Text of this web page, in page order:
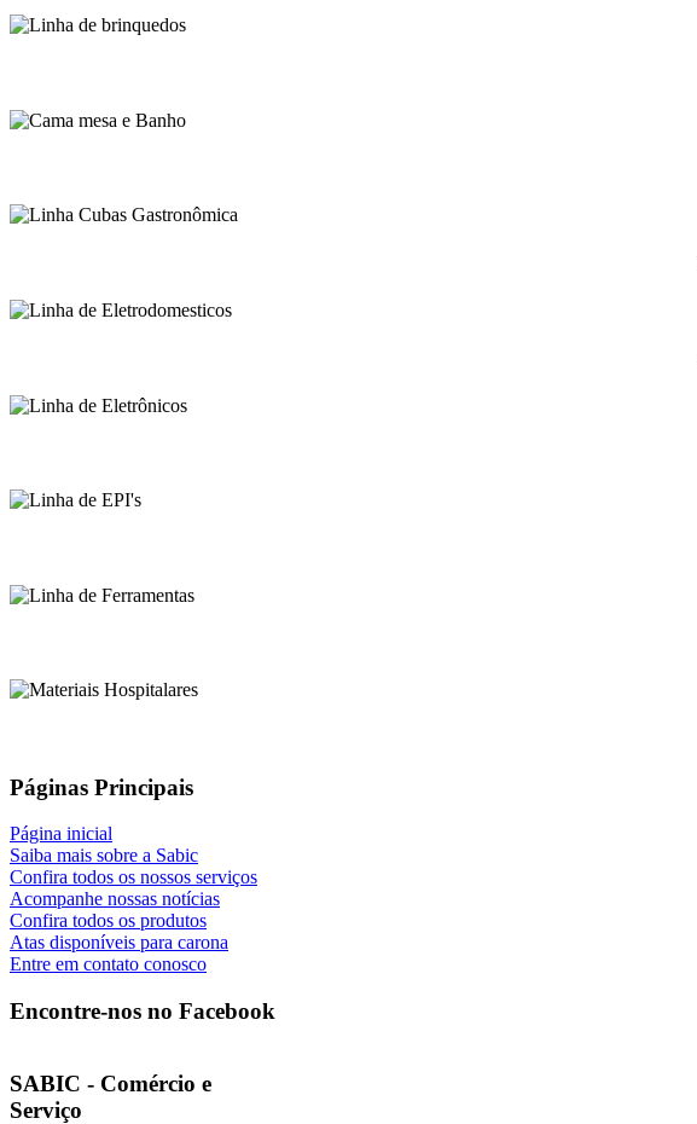
Páginas Principais
Página inicial
Saiba mais sobre a Sabic
Confira todos os nossos serviços
Acompanhe nossas notícias
Confira todos os produtos
Atas disponíveis para carona
Entre em contato conosco
Encontre-nos no Facebook
SABIC - Comércio e
Serviço